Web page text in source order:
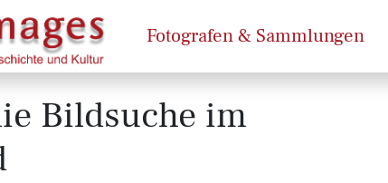
Fotografen & Sammlungen
Bildsuche im